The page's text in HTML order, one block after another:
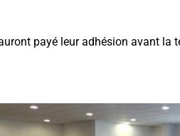
payé leur adhésion avant la